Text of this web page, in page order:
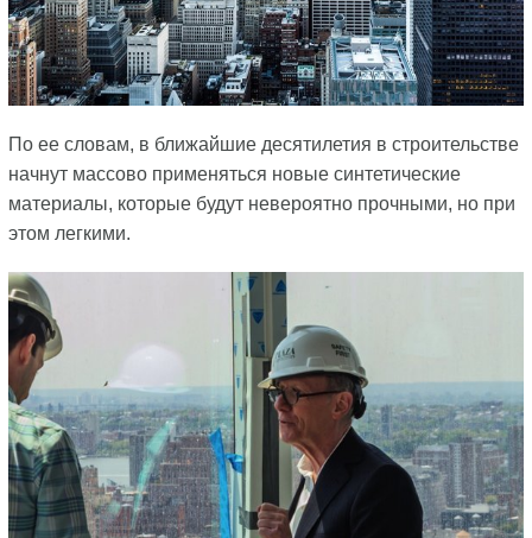
По ее словам, в ближайшие десятилетия в строительстве
начнут массово применяться новые синтетические
материалы, которые будут невероятно прочными, но при
этом легкими.